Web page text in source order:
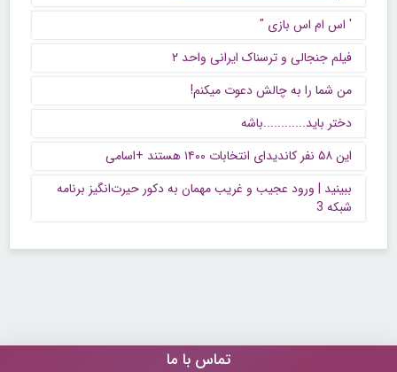
' اس ام اس بازی "
فیلم جنجالی و ترسناک ایرانی واحد ۲
من شما را به چالش دعوت میکنم!
دختر باید............باشه
این ۵۸ نفر کاندیدای انتخابات ۱۴۰۰ هستند +اسامی
ببینید | ورود عجیب و غریب مهمان به دکور حیرت‌انگیز برنامه
شبکه 3
تماس با ما